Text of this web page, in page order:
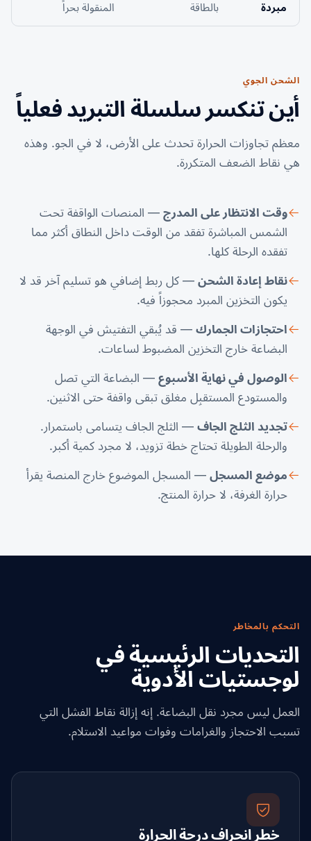
مبردة
بالطاقة
المنقولة بحراً
الشحن الجوي
أين تنكسر سلسلة التبريد فعلياً
معظم تجاوزات الحرارة تحدث على الأرض، لا في الجو. وهذه
هي نقاط الضعف المتكررة.
وقت الانتظار على المدرج — المنصات الواقفة تحت
الشمس المباشرة تفقد من الوقت داخل النطاق أكثر مما
تفقده الرحلة كلها.
نقاط إعادة الشحن — كل ربط إضافي هو تسليم آخر قد لا
يكون التخزين المبرد محجوزاً فيه.
احتجازات الجمارك — قد يُبقي التفتيش في الوجهة
البضاعة خارج التخزين المضبوط لساعات.
الوصول في نهاية الأسبوع — البضاعة التي تصل
والمستودع المستقبِل مغلق تبقى واقفة حتى الاثنين.
تجديد الثلج الجاف — الثلج الجاف يتسامى باستمرار.
والرحلة الطويلة تحتاج خطة تزويد، لا مجرد كمية أكبر.
موضع المسجل — المسجل الموضوع خارج المنصة يقرأ
حرارة الغرفة، لا حرارة المنتج.
التحكم بالمخاطر
التحديات الرئيسية في
لوجستيات الأدوية
العمل ليس مجرد نقل البضاعة. إنه إزالة نقاط الفشل التي
تسبب الاحتجاز والغرامات وفوات مواعيد الاستلام.
خطر انحراف درجة الحرارة